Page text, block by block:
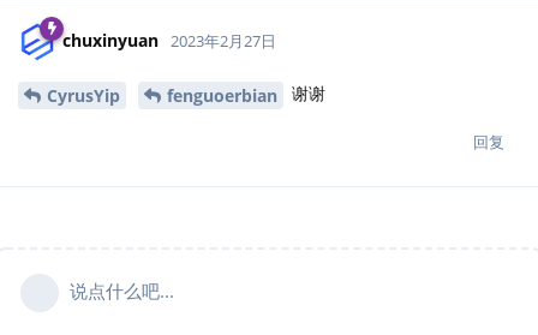
chuxinyuan 2023年2月27日
CyrusYip fenguoerbian 谢谢
回复
说点什么吧...